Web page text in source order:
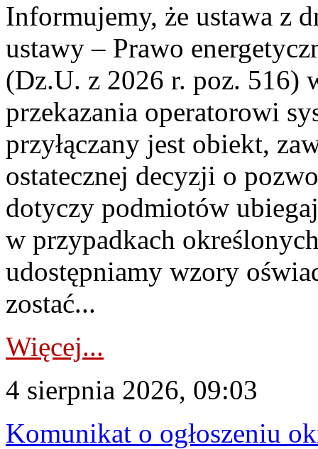
Informujemy, że ustawa z
ustawy – Prawo
(Dz.U. z 2026 r. poz. 516)
przekazania operatorowi
przyłączany jest obiekt,
ostatecznej decyzji o
dotyczy podmiotów
w przypadkach
udostępniamy wzory
zostać...
Więcej...
4 sierpnia 2026, 09:03
Komunikat o ogłoszeniu